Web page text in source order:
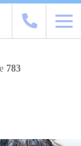
Did you mean
783